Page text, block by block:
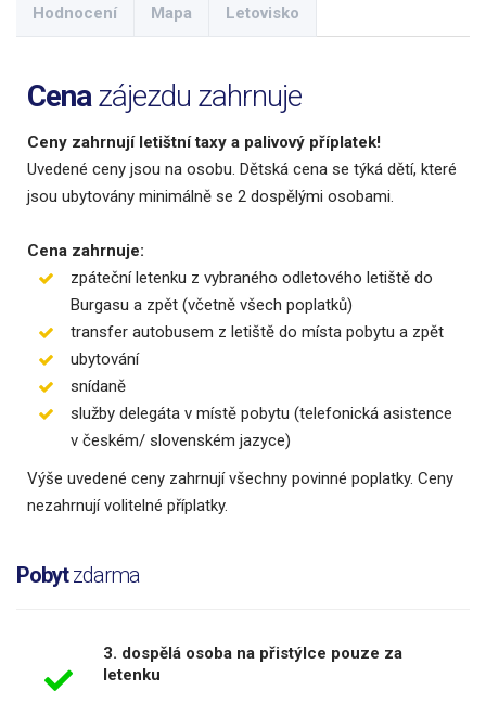
Hodnocení Mapa Letovisko
Cenazájezdu zahrnuje
Ceny zahrnují letištní taxy a palivový příplatek!
Uvedené ceny jsou na osobu. Dětská cena se týká dětí, které
jsou ubytovány minimálně se 2 dospělými osobami.
Cena zahrnuje:
zpáteční letenku z vybraného odletového letiště do
Burgasu a zpět (včetně všech poplatků)
transfer autobusem z letiště do místa pobytu a zpět
ubytování
snídaně
služby delegáta v místě pobytu (telefonická asistence
v českém/ slovenském jazyce)
Výše uvedené ceny zahrnují všechny povinné poplatky. Ceny
nezahrnují volitelné příplatky.
Pobytzdarma
3. dospělá osoba na přistýlce pouze za
letenku